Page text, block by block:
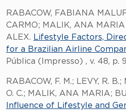
RABACOW, FABIANA
CARMO; MALIK, ANA
ALEX. Lifestyle Factors,
for a Brazilian Airline
Pública (Impresso) , v. 48, p.
RABACOW, F. M.; LEVY, R. B.;
O. C.; MALIK, ANA MARIA;
Influence of Lifestyle and